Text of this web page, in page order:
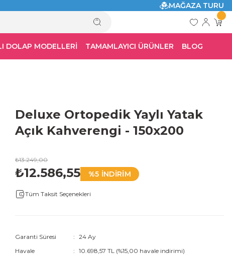
MAĞAZA TURU
DOLAP MODELLERİ TAMAMLAYICI ÜRÜNLER BLOG
Deluxe Ortopedik Yaylı Yatak
Açık Kahverengi - 150x200
₺13.249,00
₺12.586,55 %5 İNDİRİM
Tüm Taksit Seçenekleri
Garanti Süresi
24 Ay
Havale
10.698,57 TL (%15,00 havale indirimi)